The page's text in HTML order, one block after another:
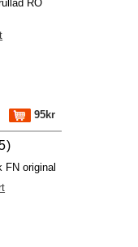
RO
95kr
FN original